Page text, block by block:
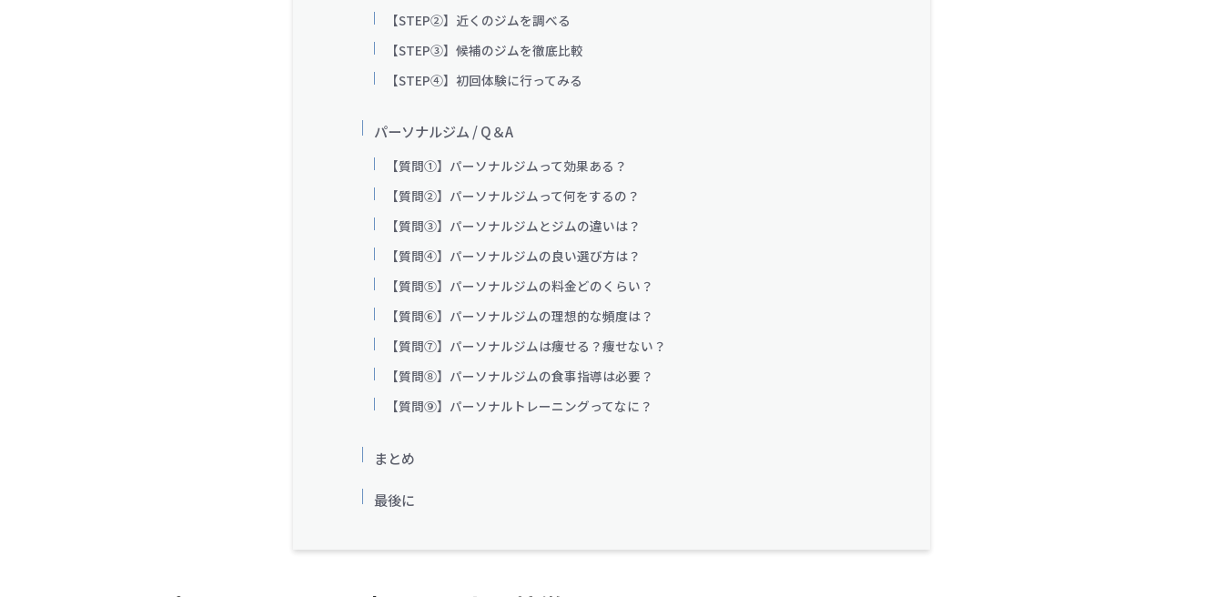
【STEP②】近くのジムを調べる
【STEP③】候補のジムを徹底比較
【STEP④】初回体験に行ってみる
パーソナルジム / Q＆A
【質問①】パーソナルジムって効果ある？
【質問②】パーソナルジムって何をするの？
【質問③】パーソナルジムとジムの違いは？
【質問④】パーソナルジムの良い選び方は？
【質問⑤】パーソナルジムの料金どのくらい？
【質問⑥】パーソナルジムの理想的な頻度は？
【質問⑦】パーソナルジムは痩せる？痩せない？
【質問⑧】パーソナルジムの食事指導は必要？
【質問⑨】パーソナルトレーニングってなに？
まとめ
最後に